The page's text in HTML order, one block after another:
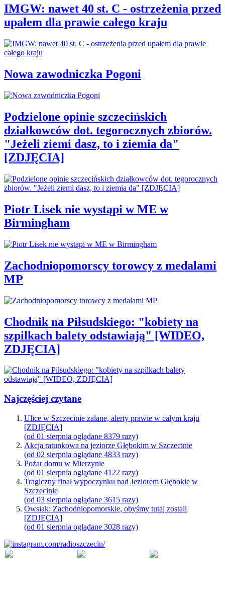
IMGW: nawet 40 st. C - ostrzeżenia przed
upałem dla prawie całego kraju
Nowa zawodniczka Pogoni
Podzielone opinie szczecińskich
działkowców dot. tegorocznych zbiorów.
"Jeżeli ziemi dasz, to i ziemia da"
[ZDJĘCIA]
Piotr Lisek nie wystąpi w ME w
Birmingham
Zachodniopomorscy torowcy z medalami
MP
Chodnik na Piłsudskiego: "kobiety na
szpilkach balety odstawiają" [WIDEO,
ZDJĘCIA]
Najczęściej czytane
Ulice w Szczecinie zalane, alerty prawie w całym kraju
[ZDJĘCIA]
(od 01 sierpnia oglądane 8379 razy)
Akcja ratunkowa na jeziorze Głębokim w Szczecinie
(od 02 sierpnia oglądane 4833 razy)
Pożar domu w Mierzynie
(od 01 sierpnia oglądane 4122 razy)
Tragiczny finał wypoczynku nad Jeziorem Głębokie w
Szczecinie
(od 03 sierpnia oglądane 3615 razy)
Owsiak: Zachodniopomorskie, obyśmy tutaj zostali
[ZDJĘCIA]
(od 01 sierpnia oglądane 3028 razy)